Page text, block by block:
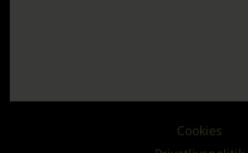
Cookies